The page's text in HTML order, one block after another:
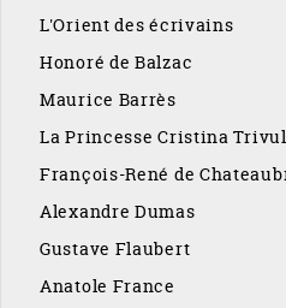
L'Orient des écrivains
Honoré de Balzac
Maurice Barrès
La Princesse Cristina
François-René de
Alexandre Dumas
Gustave Flaubert
Anatole France